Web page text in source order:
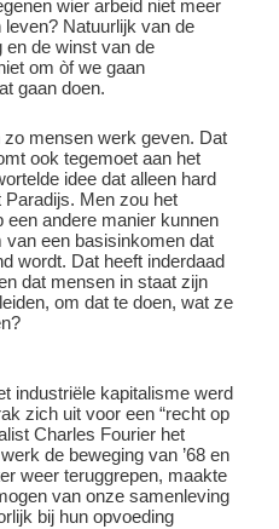
wier arbeid niet meer
Natuurlijk van de
en de winst van de
om òf we gaan
gaan doen.
mensen werk geven. Dat
ook tegemoet aan het
idee dat alleen hard
Paradijs. Men zou het
andere manier kunnen
van een basisinkomen dat
wordt. Dat heeft inderdaad
dat mensen in staat zijn
om dat te doen, wat ze
industriële kapitalisme werd
zich uit voor een “recht op
Charles Fourier het
de beweging van ’68 en
weer teruggrepen, maakte
van onze samenleving
bij hun opvoeding